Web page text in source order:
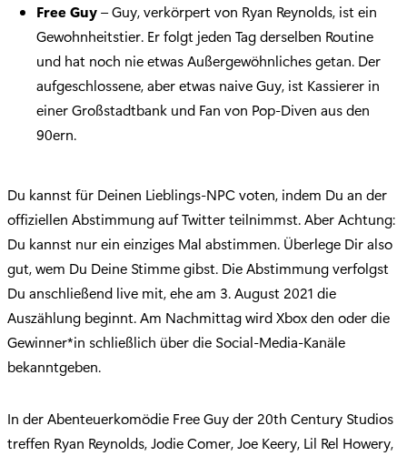
Free Guy– Guy, verkörpert von Ryan Reynolds, ist ein
Gewohnheitstier. Er folgt jeden Tag derselben Routine
und hat noch nie etwas Außergewöhnliches getan. Der
aufgeschlossene, aber etwas naive Guy, ist Kassierer in
einer Großstadtbank und Fan von Pop-Diven aus den
90ern.
Du kannst für Deinen Lieblings-NPC voten, indem Du an der
offiziellen Abstimmung auf Twitter teilnimmst. Aber Achtung:
Du kannst nur ein einziges Mal abstimmen. Überlege Dir also
gut, wem Du Deine Stimme gibst. Die Abstimmung verfolgst
Du anschließend live mit, ehe am 3. August 2021 die
Auszählung beginnt. Am Nachmittag wird Xbox den oder die
Gewinner*in schließlich über die Social-Media-Kanäle
bekanntgeben.
In der Abenteuerkomödie Free Guy der 20th Century Studios
treffen Ryan Reynolds, Jodie Comer, Joe Keery, Lil Rel Howery,